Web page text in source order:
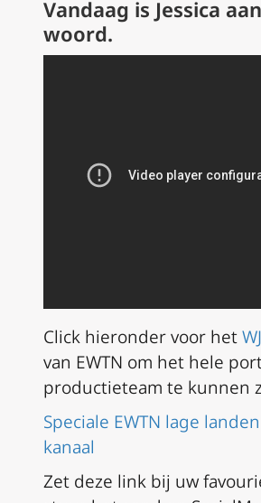
Vandaag is Jessica
woord.
Click hieronder voor het
van EWTN om het hele
productieteam te kunnen
Speciale EWTN lage
kanaal
Zet deze link bij uw